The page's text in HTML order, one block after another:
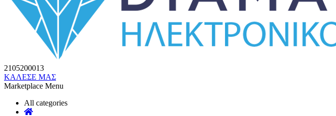
2105200013
ΚΑΛΕΣΕ ΜΑΣ
Marketplace Menu
All categories